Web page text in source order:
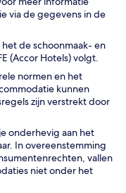
via de gegevens in de
de schoonmaak- en
(Accor Hotels) volgt.
normen en het
kunnen
zijn verstrekt door
onderhevig aan het
In overeenstemming
vallen
niet onder het